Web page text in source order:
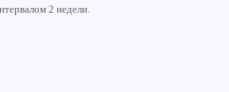
2 недели.